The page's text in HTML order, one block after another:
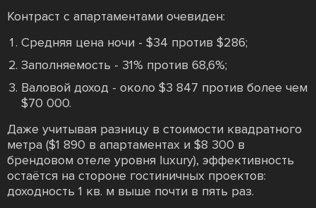
Контраст с апартаментами очевиден:
Средняя цена ночи - $34 против $286;
Заполняемость - 31% против 68,6%;
Валовой доход - около $3 847 против более чем
$70 000.
Даже учитывая разницу в стоимости квадратного
метра ($1 890 в апартаментах и $8 300 в
брендовом отеле уровня luxury), эффективность
остаётся на стороне гостиничных проектов:
доходность 1 кв. м выше почти в пять раз.